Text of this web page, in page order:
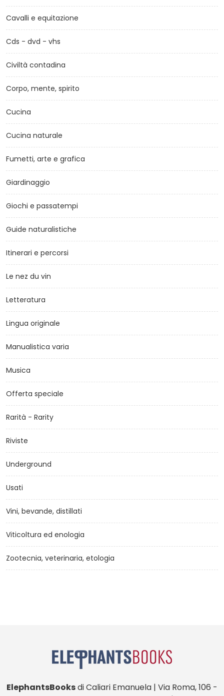
Cavalli e equitazione
Cds - dvd - vhs
Civiltà contadina
Corpo, mente, spirito
Cucina
Cucina naturale
Fumetti, arte e grafica
Giardinaggio
Giochi e passatempi
Guide naturalistiche
Itinerari e percorsi
Le nez du vin
Letteratura
Lingua originale
Manualistica varia
Musica
Offerta speciale
Rarità - Rarity
Riviste
Underground
Usati
Vini, bevande, distillati
Viticoltura ed enologia
Zootecnia, veterinaria, etologia
ElephantsBooksdi Caliari Emanuela | Via Roma, 106 -